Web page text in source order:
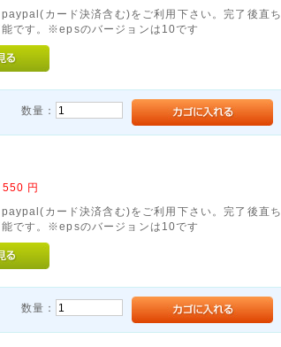
カード決済含む)をご利用下さい。完了後直ち
能です。※epsのバージョンは10です
数量：
550 円
カード決済含む)をご利用下さい。完了後直ち
能です。※epsのバージョンは10です
数量：